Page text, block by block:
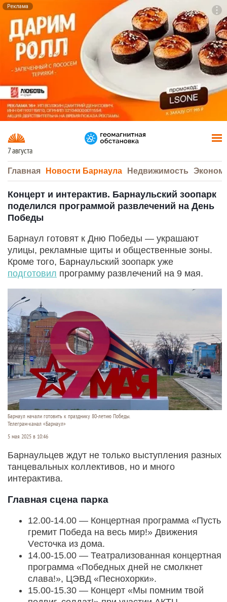
Реклама
7 августа
Главная Новости Барнаула Недвижимость
Концерт и интерактив. Барнаульский зоопарк
поделился программой развлечений на День
Победы
Барнаул готовят к Дню Победы — украшают
улицы, рекламные щиты и общественные зоны.
Кроме того, Барнаульский зоопарк уже
подготовил программу развлечений на 9 мая.
Барнаул начали готовить к празднику 80-летию Победы.
Телеграм-канал «Барнаул»
5 мая 2025 в 10:46
Барнаульцев ждут не только выступления разных
танцевальных коллективов, но и много
интерактива.
Главная сцена парка
12.00-14.00 — Концертная программа «Пусть
гремит Победа на весь мир!» Движения
Vесточка из дома.
14.00-15.00 — Театрализованная концертная
программа «Победных дней не смолкнет
слава!», ЦЭВД «Песнохорки».
15.00-15.30 — Концерт «Мы помним твой